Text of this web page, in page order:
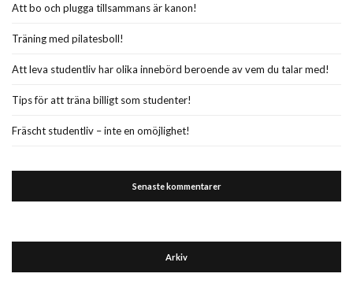
Att bo och plugga tillsammans är kanon!
Träning med pilatesboll!
Att leva studentliv har olika innebörd beroende av vem du talar med!
Tips för att träna billigt som studenter!
Fräscht studentliv – inte en omöjlighet!
Senaste kommentarer
Arkiv